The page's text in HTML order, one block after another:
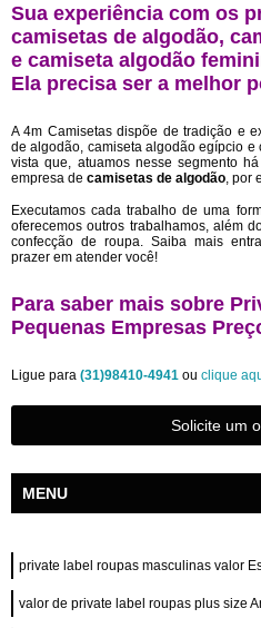
Sua experiência com os
camisetas de algodão,
e camiseta algodão
Ela precisa ser a melhor
A 4m Camisetas dispõe de tradição e
de algodão, camiseta algodão egípcio
vista que, atuamos nesse segmento
empresa de camisetas de algodão, por
Executamos cada trabalho de uma
oferecemos outros trabalhamos, além
confecção de roupa. Saiba mais
prazer em atender você!
Para saber mais sobre
Pequenas Empresas
Ligue para (31)98410-4941 ou clique
Solicite um
MENU
private label roupas masculinas valor
valor de private label roupas plus size